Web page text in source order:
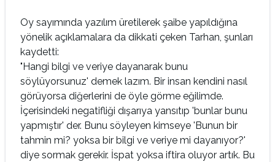
Oy sayımında yazılım üretilerek şaibe yapıldığına
yönelik açıklamalara da dikkati çeken Tarhan, şunları
kaydetti:
"Hangi bilgi ve veriye dayanarak bunu
söylüyorsunuz' demek lazım. Bir insan kendini nasıl
görüyorsa diğerlerini de öyle görme eğilimde.
İçerisindeki negatifliği dışarıya yansıtıp 'bunlar bunu
yapmıştır' der. Bunu söyleyen kimseye 'Bunun bir
tahmin mi? yoksa bir bilgi ve veriye mi dayanıyor?'
diye sormak gerekir. İspat yoksa iftira oluyor artık. Bu